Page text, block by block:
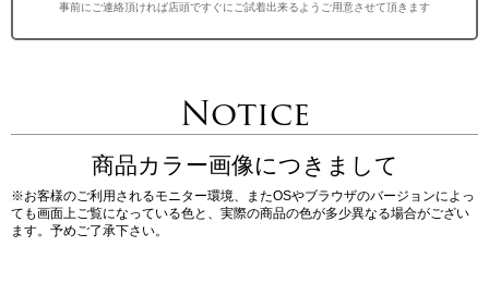
事前にご連絡頂ければ店頭ですぐにご試着出来るようご用意させて頂きます
Notice
商品カラー画像につきまして
※お客様のご利用されるモニター環境、またOSやブラウザのバージョンによっ
ても画面上ご覧になっている色と、実際の商品の色が多少異なる場合がござい
ます。予めご了承下さい。